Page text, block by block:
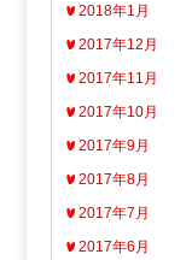
2018年1月
2017年12月
2017年11月
2017年10月
2017年9月
2017年8月
2017年7月
2017年6月